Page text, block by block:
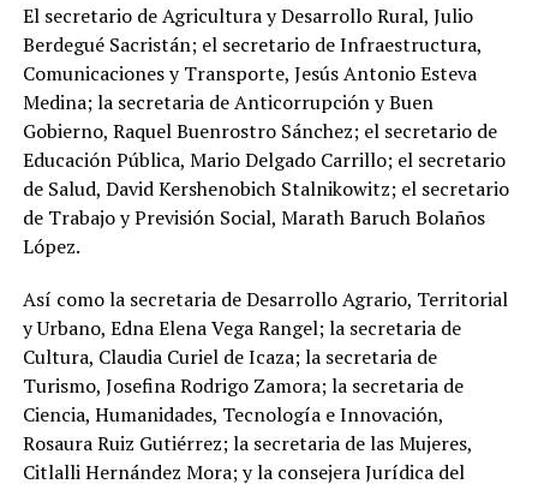
El secretario de Agricultura y Desarrollo Rural, Julio
Berdegué Sacristán; el secretario de Infraestructura,
Comunicaciones y Transporte, Jesús Antonio Esteva
Medina; la secretaria de Anticorrupción y Buen
Gobierno, Raquel Buenrostro Sánchez; el secretario de
Educación Pública, Mario Delgado Carrillo; el secretario
de Salud, David Kershenobich Stalnikowitz; el secretario
de Trabajo y Previsión Social, Marath Baruch Bolaños
López.
Así como la secretaria de Desarrollo Agrario, Territorial
y Urbano, Edna Elena Vega Rangel; la secretaria de
Cultura, Claudia Curiel de Icaza; la secretaria de
Turismo, Josefina Rodrigo Zamora; la secretaria de
Ciencia, Humanidades, Tecnología e Innovación,
Rosaura Ruiz Gutiérrez; la secretaria de las Mujeres,
Citlalli Hernández Mora; y la consejera Jurídica del